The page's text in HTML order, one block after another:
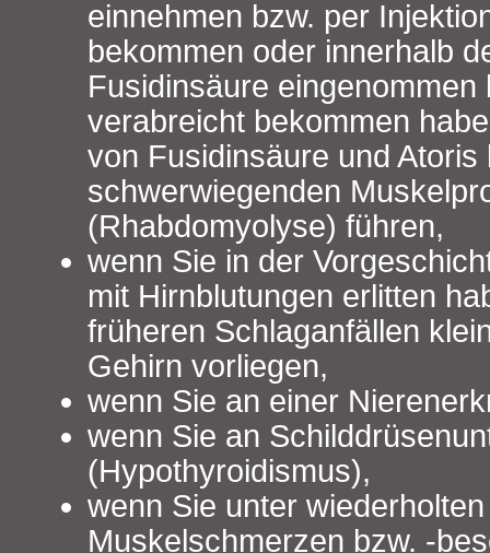
einnehmen bzw. per
bekommen oder innerhalb
Fusidinsäure eingenommen
verabreicht bekommen
von Fusidinsäure und Atoris
schwerwiegenden
(Rhabdomyolyse) führen,
wenn Sie in der
mit Hirnblutungen erlitten
früheren Schlaganfällen
Gehirn vorliegen,
wenn Sie an einer
wenn Sie an
(Hypothyroidismus),
wenn Sie unter
Muskelschmerzen bzw. -